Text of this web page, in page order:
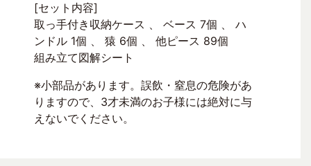
[セット内容]
取っ手付き収納ケース 、 ベース 7個 、 ハ
ンドル 1個 、 猿 6個 、 他ピース 89個
組み立て図解シート
※小部品があります。誤飲・窒息の危険があ
りますので、3才未満のお子様には絶対に与
えないでください。